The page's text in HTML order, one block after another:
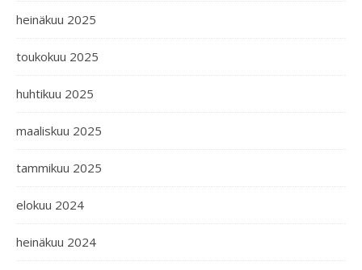
heinäkuu 2025
toukokuu 2025
huhtikuu 2025
maaliskuu 2025
tammikuu 2025
elokuu 2024
heinäkuu 2024